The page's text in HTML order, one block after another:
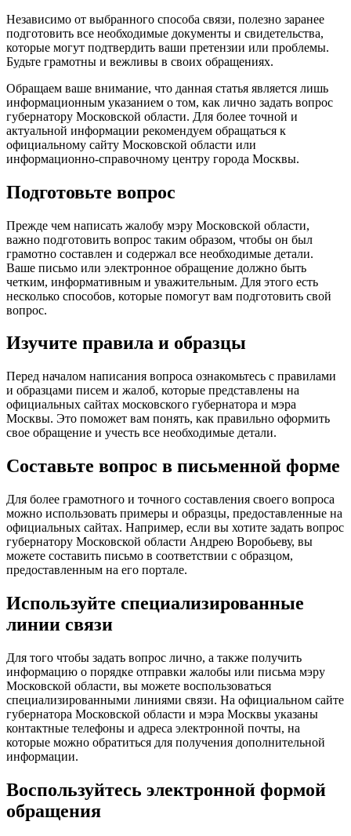
Независимо от выбранного способа связи, полезно заранее
подготовить все необходимые документы и свидетельства,
которые могут подтвердить ваши претензии или проблемы.
Будьте грамотны и вежливы в своих обращениях.
Обращаем ваше внимание, что данная статья является лишь
информационным указанием о том, как лично задать вопрос
губернатору Московской области. Для более точной и
актуальной информации рекомендуем обращаться к
официальному сайту Московской области или
информационно-справочному центру города Москвы.
Подготовьте вопрос
Прежде чем написать жалобу мэру Московской области,
важно подготовить вопрос таким образом, чтобы он был
грамотно составлен и содержал все необходимые детали.
Ваше письмо или электронное обращение должно быть
четким, информативным и уважительным. Для этого есть
несколько способов, которые помогут вам подготовить свой
вопрос.
Изучите правила и образцы
Перед началом написания вопроса ознакомьтесь с правилами
и образцами писем и жалоб, которые представлены на
официальных сайтах московского губернатора и мэра
Москвы. Это поможет вам понять, как правильно оформить
свое обращение и учесть все необходимые детали.
Составьте вопрос в письменной форме
Для более грамотного и точного составления своего вопроса
можно использовать примеры и образцы, предоставленные на
официальных сайтах. Например, если вы хотите задать вопрос
губернатору Московской области Андрею Воробьеву, вы
можете составить письмо в соответствии с образцом,
предоставленным на его портале.
Используйте специализированные
линии связи
Для того чтобы задать вопрос лично, а также получить
информацию о порядке отправки жалобы или письма мэру
Московской области, вы можете воспользоваться
специализированными линиями связи. На официальном сайте
губернатора Московской области и мэра Москвы указаны
контактные телефоны и адреса электронной почты, на
которые можно обратиться для получения дополнительной
информации.
Воспользуйтесь электронной формой
обращения